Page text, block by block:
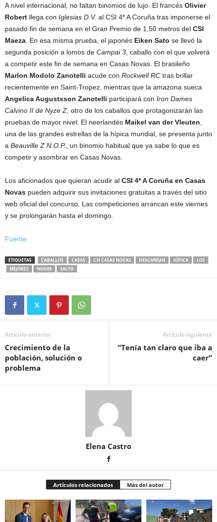
A nivel internacional, no faltan binomios de lujo. El francés Olivier
Robert llega con Iglesias D.V. al CSI 4* A Coruña tras imponerse el
pasado fin de semana en el Gran Premio de 1,50 metros del CSI
Maeza . En esa misma prueba, el japonés Eiken Sato se llevó la
segunda posición a lomos de Campai 3 , caballo con el que volverá
a competir este fin de semana en Casas Novas. El brasileño
Marlon Modolo Zanotelli acude con Rockwell RC tras brillar
recientemente en Saint-Tropez, mientras que la amazona sueca
Angelica Augustsson Zanotelli participará con Iron Dames
Calvino II de Nyze Z , otro de los caballos que protagonizarán las
pruebas de mayor nivel. El neerlandés Maikel van der Vleuten
una de las grandes estrellas de la hípica mundial, se presenta junto
a Beauville Z N.O.P. , un binomio habitual que ya sabe lo que es
competir y asombrar en Casas Novas.
Los aficionados que quieran acudir al CSI 4* A Coruña en Casas
Novas pueden adquirir sus invitaciones gratuitas a través del sitio
web oficial del concurso. Las competiciones arrancan este viernes
y se prolongarán hasta el domingo.
Fuente
ETIQUETAS CABALLOS CASAS CSI CASAS NOVAS DESCANSAN HÍPICA
LOS
MEJORES
NOVAS SALTO
Artículo anterior
Crecimiento de la
población, solución o
problema
Artículo siguiente
“Tenía tan claro que iba a
caer”
Elena Castro
Artículos relacionados Más del autor